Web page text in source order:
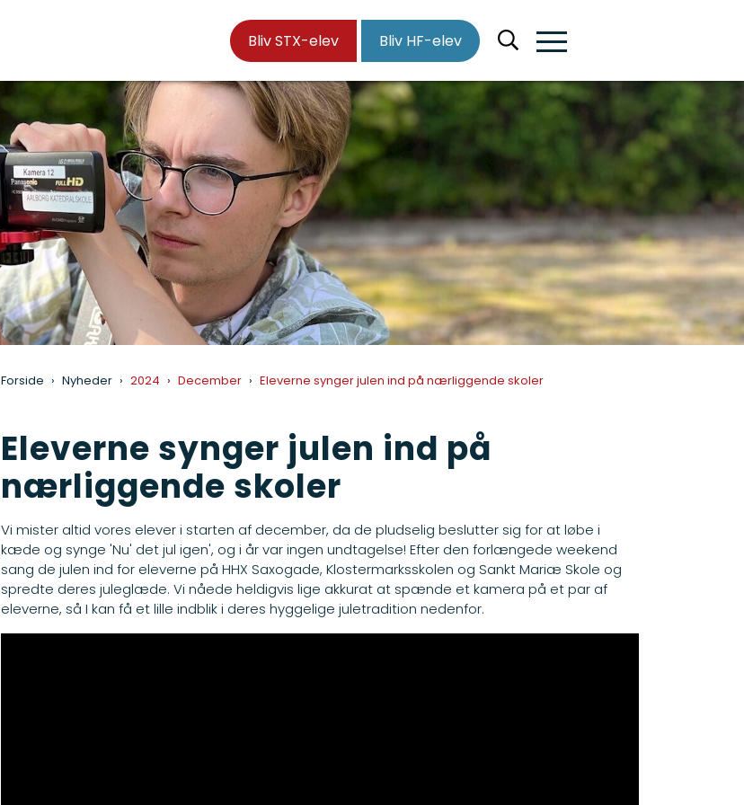
Bliv STX-elev Bliv HF-elev
Forside Nyheder 2024 December Eleverne synger julen ind på nærliggende skoler
Eleverne synger julen ind på
nærliggende skoler
Vi mister altid vores elever i starten af december, da de pludselig beslutter sig for at løbe i
kæde og synge 'Nu' det jul igen', og i år var ingen undtagelse! Efter den forlængede weekend
sang de julen ind for eleverne på HHX Saxogade, Klostermarksskolen og Sankt Mariæ Skole og
spredte deres juleglæde. Vi nåede heldigvis lige akkurat at spænde et kamera på et par af
eleverne, så I kan få et lille indblik i deres hyggelige juletradition nedenfor.